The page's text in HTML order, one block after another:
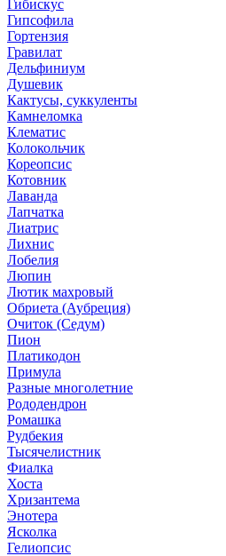
Гибискус
Гипсофила
Гортензия
Гравилат
Дельфиниум
Душевик
Кактусы, суккуленты
Камнеломка
Клематис
Колокольчик
Кореопсис
Котовник
Лаванда
Лапчатка
Лиатрис
Лихнис
Лобелия
Люпин
Лютик махровый
Обриета (Аубреция)
Очиток (Седум)
Пион
Платикодон
Примула
Разные многолетние
Рододендрон
Ромашка
Рудбекия
Тысячелистник
Фиалка
Хоста
Хризантема
Энотера
Ясколка
Гелиопсис